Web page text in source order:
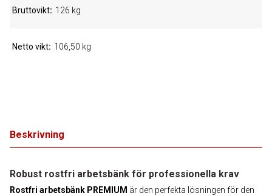
Beskrivning
Robust rostfri arbetsbänk för professionella krav
Rostfri arbetsbänk PREMIUM är den perfekta lösningen för den
Bruttovikt 126 kg
Netto vikt 106,50 kg